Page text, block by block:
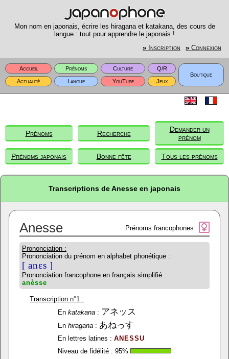
Mon nom en japonais, écrire les hiragana et katakana, des cours de
langue : tout pour apprendre le japonais !
» Inscription » Connexion
Accueil Prénoms Culture
Q/R
Boutique
Actualité
Langue YouTube Jeux
Prénoms Recherche
Demander un
prénom
Prénoms japonais Bonne fête Tous les prénoms
Transcriptions de Anesse en japonais
Anesse Prénoms francophones
Prononciation :
Prononciation du prénom en alphabet phonétique :
[ anɛs ]
Prononciation francophone en français simplifié :
anèsse
Transcription n°1 :
En katakana: アネッス
En hiragana: あねっす
En lettres latines : ANESSU
Niveau de fidélité : 95%